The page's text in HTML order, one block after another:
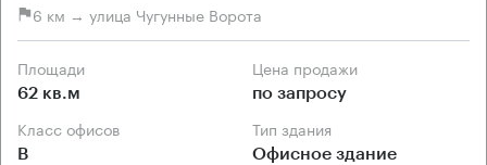
6 км → улица Чугунные Ворота
Площади
62 кв.м
Цена продажи
по запросу
Класс офисов
B
Тип здания
Офисное здание